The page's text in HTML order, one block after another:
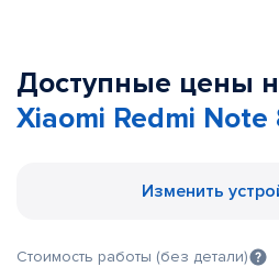
Доступные цены
Xiaomi Redmi
Изменить
Стоимость работы (без детали)